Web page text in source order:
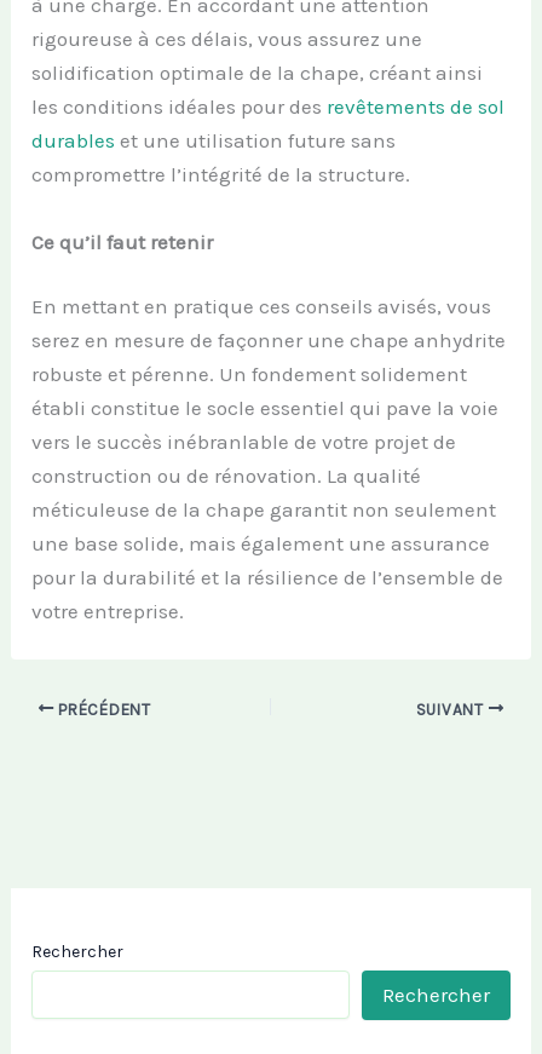
à une charge. En accordant une attention
rigoureuse à ces délais, vous assurez une
solidification optimale de la chape, créant ainsi
les conditions idéales pour des revêtements de sol
durables et une utilisation future sans
compromettre l’intégrité de la structure.
Ce qu’il faut retenir
En mettant en pratique ces conseils avisés, vous
serez en mesure de façonner une chape anhydrite
robuste et pérenne. Un fondement solidement
établi constitue le socle essentiel qui pave la voie
vers le succès inébranlable de votre projet de
construction ou de rénovation. La qualité
méticuleuse de la chape garantit non seulement
une base solide, mais également une assurance
pour la durabilité et la résilience de l’ensemble de
votre entreprise.
PRÉCÉDENT SUIVANT
Rechercher
Rechercher